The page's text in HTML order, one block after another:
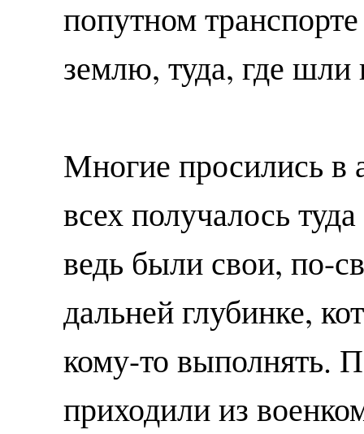
попутном
землю, туда, где
Многие просились в
всех получалось
ведь были свои, по-
дальней глубинке,
кому-то выполнять.
приходили из